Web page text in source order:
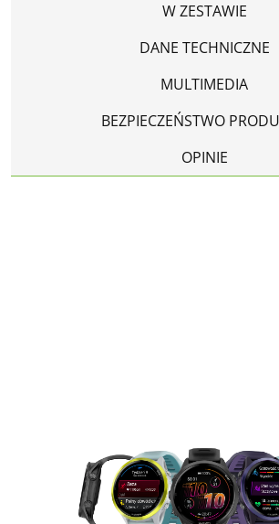
W ZESTAWIE
DANE TECHNICZNE
MULTIMEDIA
BEZPIECZEŃSTWO
OPINIE